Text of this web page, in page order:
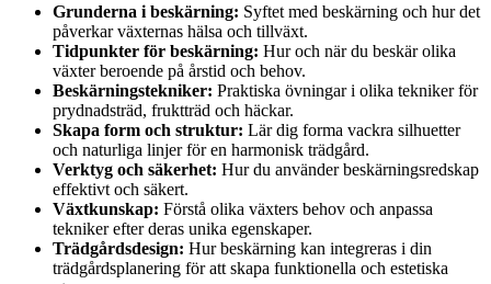
Grunderna i beskärning: Syftet med beskärning och hur det
påverkar växternas hälsa och tillväxt.
Tidpunkter för beskärning: Hur och när du beskär olika
växter beroende på årstid och behov.
Beskärningstekniker: Praktiska övningar i olika tekniker för
prydnadsträd, fruktträd och häckar.
Skapa form och struktur: Lär dig forma vackra silhuetter
och naturliga linjer för en harmonisk trädgård.
Verktyg och säkerhet: Hur du använder beskärningsredskap
effektivt och säkert.
Växtkunskap: Förstå olika växters behov och anpassa
tekniker efter deras unika egenskaper.
Trädgårdsdesign: Hur beskärning kan integreras i din
trädgårdsplanering för att skapa funktionella och estetiska